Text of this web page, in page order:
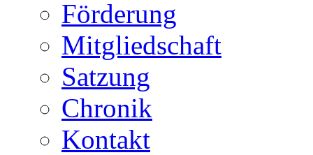
Förderung
Mitgliedschaft
Satzung
Chronik
Kontakt